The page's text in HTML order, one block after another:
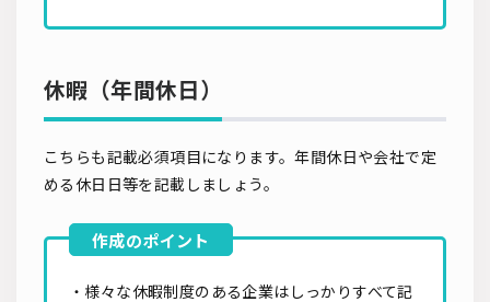
休暇（年間休日）
こちらも記載必須項目になります。年間休日や会社で定
める休日日等を記載しましょう。
・様々な休暇制度のある企業はしっかりすべて記